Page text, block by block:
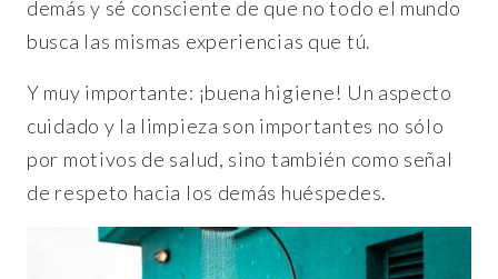
demás y sé consciente de que no todo el mundo
busca las mismas experiencias que tú.
Y muy importante: ¡buena higiene! Un aspecto
cuidado y la limpieza son importantes no sólo
por motivos de salud, sino también como señal
de respeto hacia los demás huéspedes.